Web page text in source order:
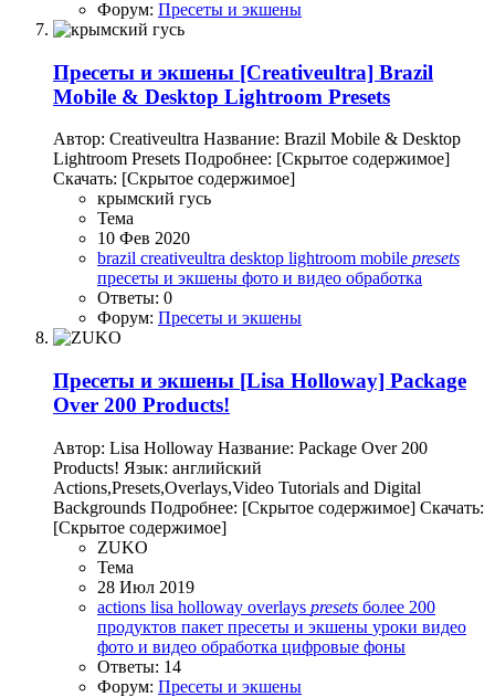
Форум: Пресеты и экшены
Пресеты и экшены [Creativeultra] Brazil
Mobile & Desktop Lightroom Presets
Автор: Creativeultra Название: Brazil Mobile & Desktop
Lightroom Presets Подробнее: [Скрытое содержимое]
Скачать: [Скрытое содержимое]
крымский гусь
Тема
10 Фев 2020
brazil creativeultra desktop lightroom mobile presets
пресеты и экшены фото и видео обработка
Ответы: 0
Форум: Пресеты и экшены
Пресеты и экшены [Lisa Holloway] Package
Over 200 Products!
Автор: Lisa Holloway Название: Package Over 200
Products! Язык: английский
Actions,Presets,Overlays,Video Tutorials and Digital
Backgrounds Подробнее: [Скрытое содержимое] Скачать:
[Скрытое содержимое]
ZUKO
Тема
28 Июл 2019
actions lisa holloway overlays presets более 200
продуктов пакет пресеты и экшены уроки видео
фото и видео обработка цифровые фоны
Ответы: 14
Форум: Пресеты и экшены